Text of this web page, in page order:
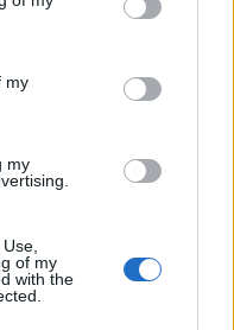
its third-party tags to
in below Google
my
my
of my
with the
varietà di emozioni
il cinema e la
strumenti
sociale.